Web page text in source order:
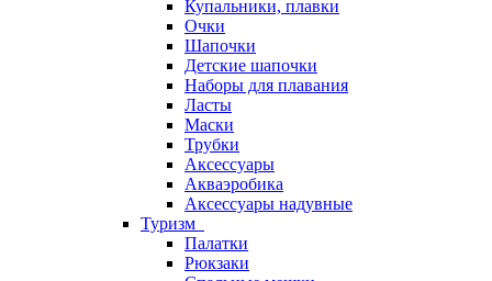
Купальники, плавки
Очки
Шапочки
Детские шапочки
Наборы для плавания
Ласты
Маски
Трубки
Аксессуары
Акваэробика
Аксессуары надувные
Туризм
Палатки
Рюкзаки